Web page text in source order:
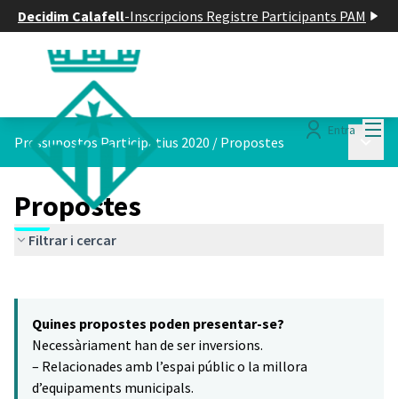
Decidim Calafell-Inscripcions Registre Participants PAM
Entra
Pressupostos Participatius 2020 / Propostes
Propostes
Filtrar i cercar
−
Quines propostes poden presentar-se?
Necessàriament han de ser inversions.
– Relacionades amb l’espai públic o la millora
d’equipaments municipals.